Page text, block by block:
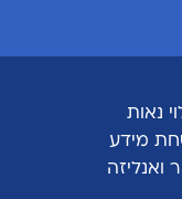
נאות
מידע
ואנליזה